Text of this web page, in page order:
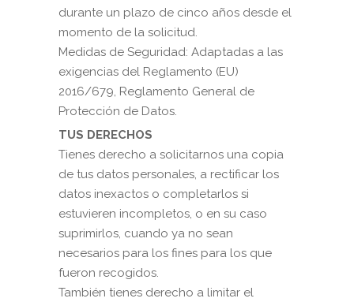
durante un plazo de cinco años desde el
momento de la solicitud.
Medidas de Seguridad: Adaptadas a las
exigencias del Reglamento (EU)
2016/679, Reglamento General de
Protección de Datos.
TUS DERECHOS
Tienes derecho a solicitarnos una copia
de tus datos personales, a rectificar los
datos inexactos o completarlos si
estuvieren incompletos, o en su caso
suprimirlos, cuando ya no sean
necesarios para los fines para los que
fueron recogidos.
También tienes derecho a limitar el